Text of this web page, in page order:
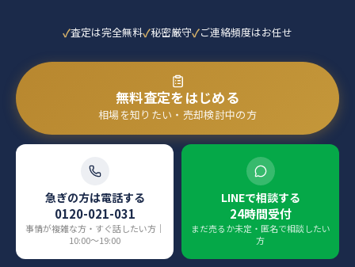
査定は完全無料 秘密厳守 ご連絡頻度はお任せ
無料査定をはじめる
相場を知りたい・売却検討中の方
急ぎの方は電話する
0120-021-031
事情が複雑な方・すぐ話したい方｜
10:00〜19:00
LINEで相談する
24時間受付
まだ売るか未定・匿名で相談したい
方